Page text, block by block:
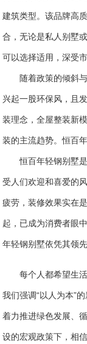
建筑类型。该品牌高
合，无论是私人别墅
可以选择适用，深受市
随着政策的倾斜
兴起一股环保风，且
装理念，全屋整装新
装的主流趋势。恒
恒百年轻钢别墅
受人们欢迎和喜爱的
疲劳，装修效果实在
起，已成为消费者眼
年轻钢别墅依凭其领
每个人都希望生
我们强调“以人为本”
着力推进绿色发展、
设的宏观政策下，相